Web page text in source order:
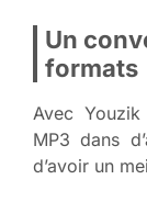
Un
formats
Avec
MP3 dans
d’avoir un